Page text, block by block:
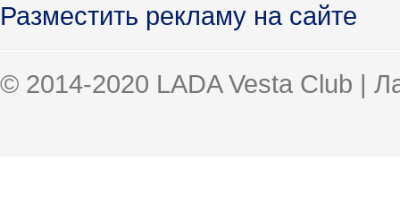
Разместить рекламу на сайте
© 2014-2020 LADA Vesta Club |